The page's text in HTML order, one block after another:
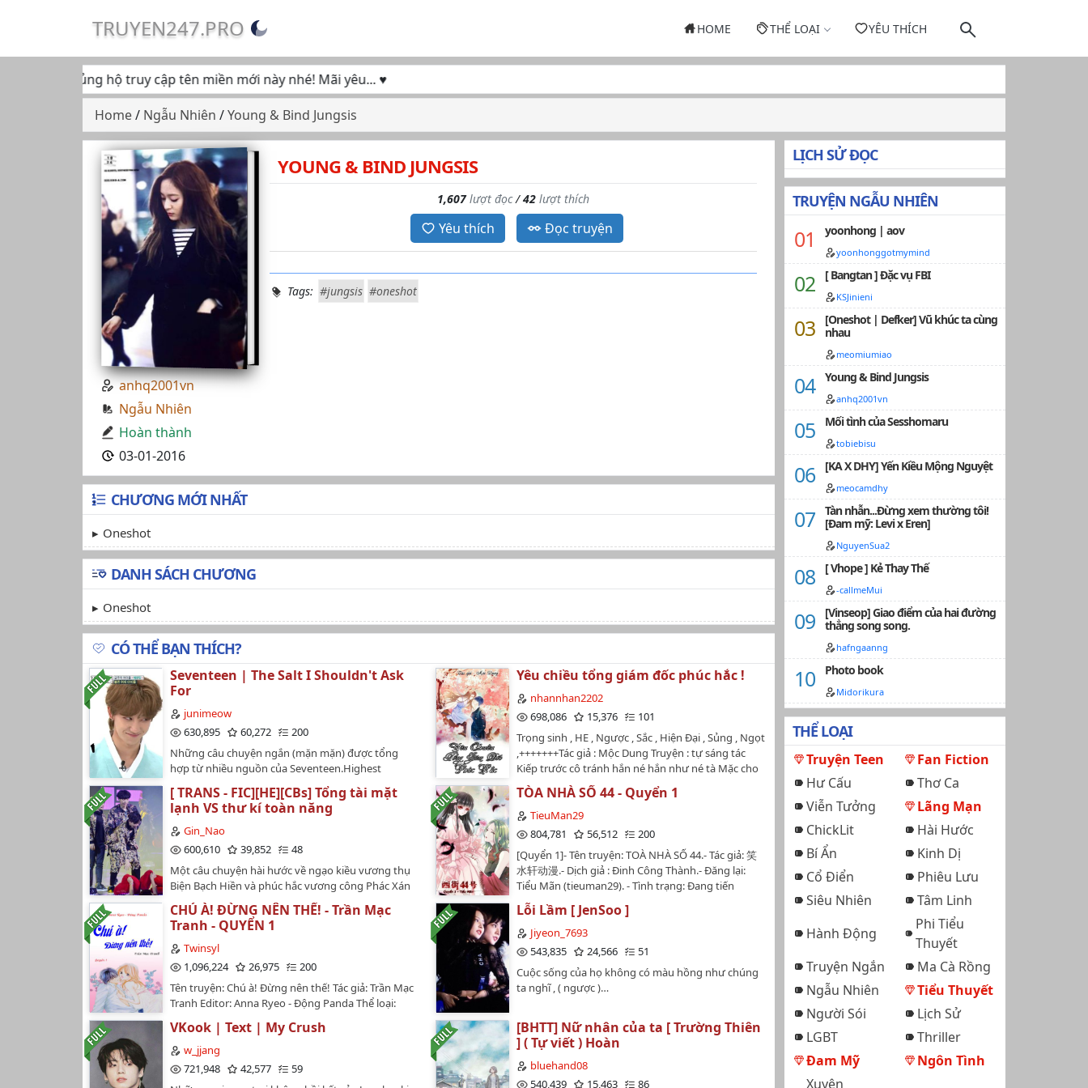
TRUYEN247.PRO HOME THỂ LOẠI YÊU THÍCH
tiếp tục ủng hộ truy cập tên miền mới này nhé! Mãi yêu... ♥
Home/ Ngẫu Nhiên /Young & Bind Jungsis
anhq2001vn
Ngẫu Nhiên
Hoàn thành
03-01-2016
YOUNG & BIND JUNGSIS
1,607 lượt đọc/42 lượt thích
Yêu thích Đọc truyện
Tags: #jungsis #oneshot
CHƯƠNG MỚI NHẤT
Oneshot
DANH SÁCH CHƯƠNG
Oneshot
CÓ THỂ BẠN THÍCH?
Seventeen | The Salt I Shouldn't Ask
For
junimeow
630,895
60,272
200
Những câu chuyện ngắn (mặn mặn) được tổng
hợp từ nhiều nguồn của Seventeen.Highest
Yêu chiều tổng giám đốc phúc hắc !
nhannhan2202
698,086
15,376
101
Trọng sinh , HE , Ngược , Sắc , Hiện Đại , Sủng , Ngọt
,+++++++Tác giả : Mộc Dung Truyện : tự sáng tác
Kiếp trước cô tránh hắn né hắn như né tà Mặc cho
hắn dùng mọi thủ đoạn từ cưỡng chế đến yêu
thương nhưng không yêu vẫn là không yêu . Quen
biết hắn vì hắn là anh trai của bạn thân , đến nhà
chơi là sợi tơ định mệnh liền được gắn kết.Chỉ vì cô
tôi liền tự vẫn ". Hắn vì vừa yêu vừa hận cô nên đã
buông tha cho cô và biến mất không dấu vết theo
như cô mong muốn .Đến khi cô có được tự do
tưởng chừng là vui mừng nhưng không ngờ nó là
điều tồi tệ nhất mà cô đã từng quyết định . Đi kiếm
hắn , nhưng chẳng biết kiếm đâu , đến tột cùng cô
mới biết mình sau hoàn toàn . Đến bên bãi biển nơi
lần đầu cô bị hắn làm cho mê loạn , đứng trên lề
đường nhìn xuống bãi biển nhớ lại những khoảng
thời gian hắn vì cô mà bắt nạt đe dọa và thương
tải lao đến . Và kết thúc sinh mạng của cô từ đây ,
hơi thở cuối cùng nơi bờ môi đầy máu tươi đó của
cô nhấp nháy 2 chữ " Thế Thiên " . Ông trời luôn
cho người sửa sai ! Lúc cô tỉnh lại mới biết mình
[ TRANS - FIC][HE][CBs] Tổng tài mặt
lạnh VS thư kí toàn năng
Gin_Nao
600,610
39,852
48
Một câu chuyện hài hước về ngạo kiều vương thụ
Biện Bạch Hiền và phúc hắc vương công Phác Xán
Liệt. Ừm... có vài cảnh H nhẹ nhàng, dễ coi. Trong
thời gian đọc fic, nếu bn có ngã từ ghế xuống đất
hay ném máy tính/ điện thoại xuống đất thì con
này hoàn toàn không chịu trách nhiệm. Fic edit đầu
tay, mong mn ủng hộ <3Không sao chép dưới mọi
TÒA NHÀ SỐ 44 - Quyển 1
TieuMan29
804,781
56,512
200
[Quyển 1]- Tên truyện: TOÀ NHÀ SỐ 44.- Tác giả: 笑
水轩动漫.- Dịch giả : Đinh Công Thành.- Đăng lại:
Tiểu Mãn (tieuman29). - Tình trạng: Đang tiến
hành.- Nội dung: Những câu chuyện về tòa nhà số
44 đầy bí ẩn... :3…
CHÚ À! ĐỪNG NÊN THẾ! - Trần Mạc
Tranh - QUYỂN 1
Twinsyl
1,096,224
26,975
200
Tên truyện: Chú à! Đừng nên thế! Tác giả: Trần Mạc
Tranh Editor: Anna Ryeo - Động Panda Thể loại:
bạn thêm mắm muối cho đặc sắc, chứ nó nhẹ
nhàng lắm) HE, 1v1 Tình trạng: đã hoàn thành Số
chương: 772 (Chính văn + Ngoại truyên) Có tổng
Lỗi Lầm [ JenSoo ]
Jiyeon_7693
543,835
24,566
51
Cuộc sống của họ không có màu hồng như chúng
ta nghĩ , ( ngược )…
VKook | Text | My Crush
w_jjang
721,948
42,577
59
[BHTT] Nữ nhân của ta [ Trường Thiên
] ( Tự viết ) Hoàn
bluehand08
540,439
15,463 86
LỊCH SỬ ĐỌC
TRUYỆN NGẪU NHIÊN
yoonhong | aov
yoonhonggotmymind
[ Bangtan ] Đặc vụ FBI
KSJinieni
[Oneshot | Defker] Vũ khúc ta cùng
nhau
meomiumiao
Young & Bind Jungsis
anhq2001vn
Mối tình của Sesshomaru
tobiebisu
[KA X DHY] Yến Kiều Mộng Nguyệt
meocamdhy
Tàn nhẫn...Đừng xem thường tôi!
[Đam mỹ: Levi x Eren]
NguyenSua2
[ Vhope ] Kẻ Thay Thế
-callmeMui
[Vinseop] Giao điểm của hai đường
thẳng song song.
hafngaanng
Photo book
Midorikura
THỂ LOẠI
Truyện Teen
Fan Fiction
Hư Cấu
Thơ Ca
Viễn Tưởng
Lãng Mạn
ChickLit
Hài Hước
Bí Ẩn
Kinh Dị
Cổ Điển
Phiêu Lưu
Siêu Nhiên
Tâm Linh
Hành Động
Phi Tiểu
Thuyết
Truyện Ngắn
Ma Cà Rồng
Ngẫu Nhiên
Tiểu Thuyết
Người Sói
Lịch Sử
LGBT
Thriller
Đam Mỹ
Ngôn Tình
Xuyên